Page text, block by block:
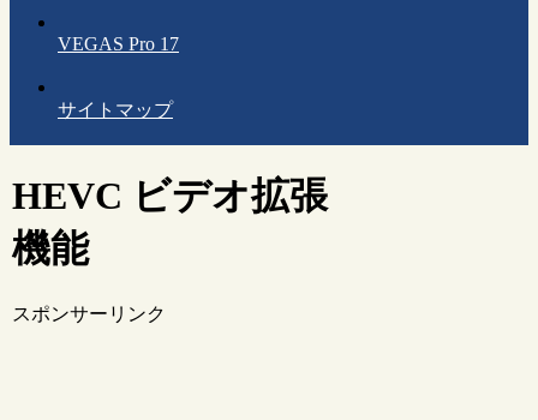
VEGAS Pro 17
サイトマップ
HEVC ビデオ拡張
機能
スポンサーリンク